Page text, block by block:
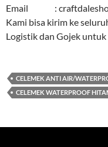
Email :
Kami bisa kirim ke
Logistik dan Gojek
CELEMEK ANTI AIR/
CELEMEK WATERPROOF